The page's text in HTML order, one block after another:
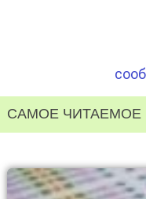
САМОЕ ЧИТАЕМОЕ